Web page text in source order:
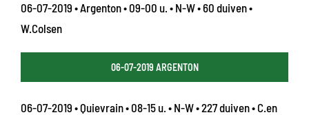
06-07-2019 • Argenton • 09-00 u. • N-W • 60 duiven •
W.Colsen
06-07-2019 ARGENTON
06-07-2019 • Quievrain • 08-15 u. • N-W • 227 duiven • C.en